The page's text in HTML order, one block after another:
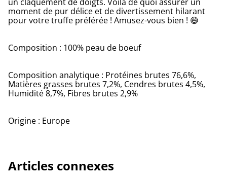
moment de pur délice et de divertissement hilarant
pour votre truffe préférée ! Amusez-vous bien ! 😄
Composition : 100% peau de boeuf
Composition analytique : Protéines brutes 76,6%,
Matières grasses brutes 7,2%, Cendres brutes 4,5%,
Humidité 8,7%, Fibres brutes 2,9%
Origine : Europe
Articles connexes